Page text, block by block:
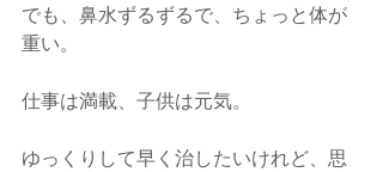
でも、鼻水ずるずるで、ちょっと体が
重い。
仕事は満載、子供は元気。
ゆっくりして早く治したいけれど、思